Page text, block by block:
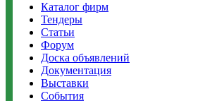
Каталог фирм
Тендеры
Статьи
Форум
Доска объявлений
Документация
Выставки
События